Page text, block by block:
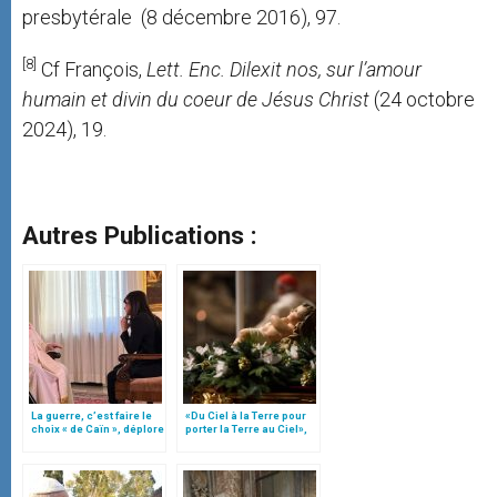
presbytérale (8 décembre 2016), 97.
[8] Cf François, Lett. Enc. Dilexit nos, sur l’amour
humain et divin du coeur de Jésus Christ (24 octobre
2024), 19.
Autres Publications :
La guerre, c’est faire le
choix « de Caïn », déplore
«Du Ciel à la Terre pour
porter la Terre au Ciel»,